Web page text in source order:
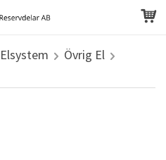
Elsystem
Övrig El